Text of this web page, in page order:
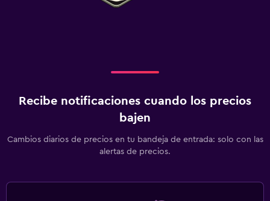
Recibe notificaciones cuando los precios
bajen
Cambios diarios de precios en tu bandeja de entrada: solo con las
alertas de precios.